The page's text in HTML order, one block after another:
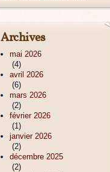
Archives
mai 2026
(4)
avril 2026
(6)
mars 2026
(2)
février 2026
(1)
janvier 2026
(2)
décembre 2025
(2)